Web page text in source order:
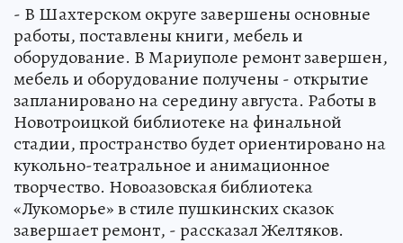
- В Шахтерском округе завершены основные
работы, поставлены книги, мебель и
оборудование. В Мариуполе ремонт завершен,
мебель и оборудование получены - открытие
запланировано на середину августа. Работы в
Новотроицкой библиотеке на финальной
стадии, пространство будет ориентировано на
кукольно-театральное и анимационное
творчество. Новоазовская библиотека
«Лукоморье» в стиле пушкинских сказок
завершает ремонт, - рассказал Желтяков.